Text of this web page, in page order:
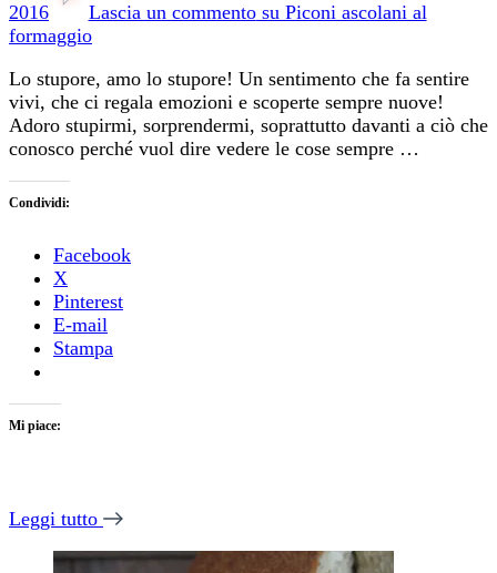
2016 Lascia un commentosu Piconi ascolani al
formaggio
Lo stupore, amo lo stupore! Un sentimento che fa sentire
vivi, che ci regala emozioni e scoperte sempre nuove!
Adoro stupirmi, sorprendermi, soprattutto davanti a ciò che
conosco perché vuol dire vedere le cose sempre …
Condividi:
Facebook
X
Pinterest
E-mail
Stampa
Mi piace:
Leggi tutto